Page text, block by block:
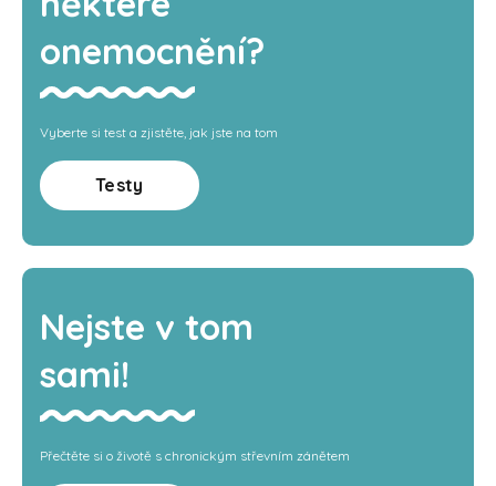
onemocnění?
Vyberte si test a zjistěte, jak jste na tom
Testy
Nejste v tom
sami!
Přečtěte si o životě s chronickým střevním zánětem